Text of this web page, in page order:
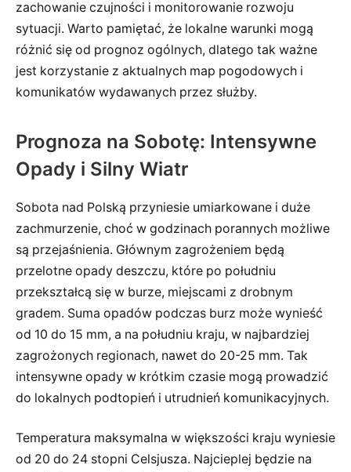
zachowanie czujności i monitorowanie rozwoju
sytuacji. Warto pamiętać, że lokalne warunki mogą
różnić się od prognoz ogólnych, dlatego tak ważne
jest korzystanie z aktualnych map pogodowych i
komunikatów wydawanych przez służby.
Prognoza na Sobotę: Intensywne
Opady i Silny Wiatr
Sobota nad Polską przyniesie umiarkowane i duże
zachmurzenie, choć w godzinach porannych możliwe
są przejaśnienia. Głównym zagrożeniem będą
przelotne opady deszczu, które po południu
przekształcą się w burze, miejscami z drobnym
gradem. Suma opadów podczas burz może wynieść
od 10 do 15 mm, a na południu kraju, w najbardziej
zagrożonych regionach, nawet do 20-25 mm. Tak
intensywne opady w krótkim czasie mogą prowadzić
do lokalnych podtopień i utrudnień komunikacyjnych.
Temperatura maksymalna w większości kraju wyniesie
od 20 do 24 stopni Celsjusza. Najcieplej będzie na